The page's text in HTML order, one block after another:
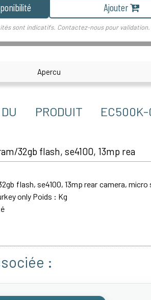
Ajouter
sont indicatifs. Contactez-nous pour validation.
Apercu
PRODUIT EC500K-
32gb flash, se4100, 13mp rea
flash, se4100, 13mp rear camera, micro
only Poids : Kg
: